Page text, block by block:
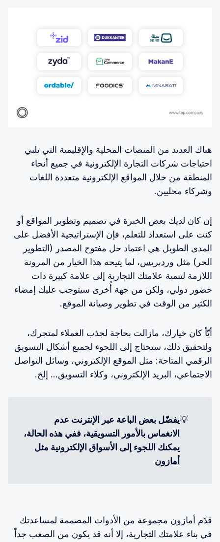
هناك العديد من المنصات المحلية والإقليمية التي تلبي
احتياجات شركات التجارة الإلكترونية في جميع أنحاء
المنطقة من خلال المواقع الإلكترونية متعددة اللغات
وشركاء محليين.
إن كان لديك بعض الخبرة في تصميم وتطوير المواقع أو
كنت على استعداد للتعلم، فإن الإستراتيجية الأفضل على
المدى الطويل هي اعتماد حل مفتوح المصدر (التطوير
الحر) مثل وردبريس، لما يتيحه هذا الخيار من المرونة
اللازمة لتنمية علامتك التجارية إلى علامة كبيرة ذات
حضور دولي، ولكن من جهة أُخرى سيتوجب عليك إمضاء
الكثير من الوقت في تطوير وصيانة الموقع.
أيّاً كان خيارك، مازالت بحاجة لجذب العملاء لمتجرك،
ولتحقيق ذلك، ستحتاج إلى اللجوء لجميع أشكال التسويق
الرقمي المتاحة: مثل الموقع الإلكتروني، وسائل التواصل
الاجتماعي، البريد الإلكتروني، وكلاء التسويق… إلخ.
💡
يمكنك اللجوء إلى الأسواق الإلكترونية مثل
أمازون
قدّم أمازون مجموعة من الأدوات المصممة لمساعدتك
في بناء علامتك التجارية، إلا أنه قد يكون من الصعب جداً